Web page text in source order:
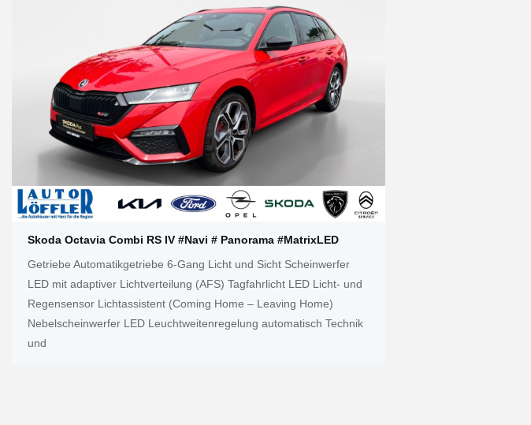
Skoda Octavia Combi RS IV #Navi # Panorama #MatrixLED
Getriebe Automatikgetriebe 6-Gang Licht und Sicht Scheinwerfer
LED mit adaptiver Lichtverteilung (AFS) Tagfahrlicht LED Licht- und
Regensensor Lichtassistent (Coming Home – Leaving Home)
Nebelscheinwerfer LED Leuchtweitenregelung automatisch Technik
und